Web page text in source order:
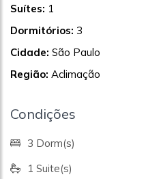
Suítes: 1
Dormitórios: 3
Cidade: São Paulo
Região: Aclimação
Condições
3 Dorm(s)
1 Suite(s)